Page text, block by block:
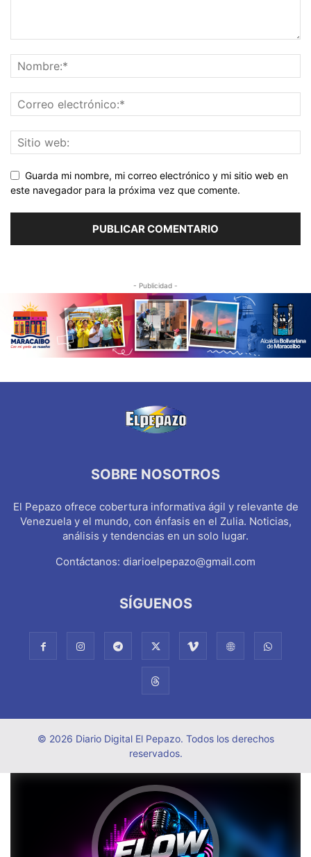
Guarda mi nombre, mi correo electrónico y mi sitio web en
este navegador para la próxima vez que comente.
- Publicidad -
SOBRE NOSOTROS
El Pepazo ofrece cobertura informativa ágil y relevante de
Venezuela y el mundo, con énfasis en el Zulia. Noticias,
análisis y tendencias en un solo lugar.
Contáctanos: diarioelpepazo@gmail.com
SÍGUENOS
© 2026 Diario Digital El Pepazo. Todos los derechos
reservados.